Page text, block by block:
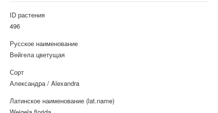
ID растения
496
Русское наименование
Вейгела цветущая
Сорт
Александра / Alexandra
Латинское наименование (lat.name)